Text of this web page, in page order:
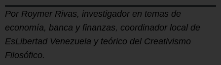
Por Roymer Rivas, investigador en temas de
economía, banca y finanzas, coordinador local de
EsLibertad Venezuela y teórico del Creativismo
Filosófico.